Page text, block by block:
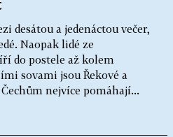
desátou a jedenáctou večer,
Naopak lidé ze
do postele až kolem
sovami jsou Řekové a
nejvíce pomáhají...